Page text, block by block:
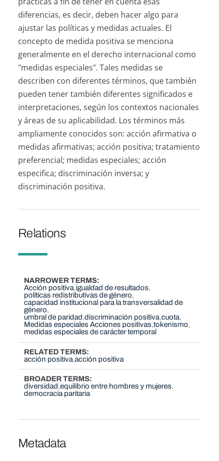
diferencias, es decir, deben hacer algo para
ajustar las políticas y medidas actuales. El
concepto de medida positiva se menciona
generalmente en el derecho internacional como
"medidas especiales". Tales medidas se
describen con diferentes términos, que también
pueden tener también diferentes significados e
interpretaciones, según los contextos nacionales
y áreas de su aplicabilidad. Los términos más
ampliamente conocidos son: acción afirmativa o
medidas afirmativas; acción positiva; tratamiento
preferencial; medidas especiales; acción
especifica; discriminación inversa; y
discriminación positiva.
Relations
NARROWER TERMS
Acción positiva igualdad de resultados
políticas redistributivas de género
capacidad institucional para la transversalidad de
género
umbral de paridad discriminación positiva cuota
Medidas especiales Acciones positivas tokenismo
medidas especiales de carácter temporal
RELATED TERMS
acción positiva acción positiva
BROADER TERMS
diversidad equilibrio entre hombres y mujeres
democracia paritaria
Metadata